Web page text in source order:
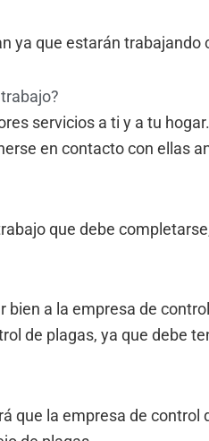
ya que estarán trabajando
servicios a ti y a tu
en contacto con ellas
que debe
a la empresa de
de plagas, ya que debe
que la empresa de control